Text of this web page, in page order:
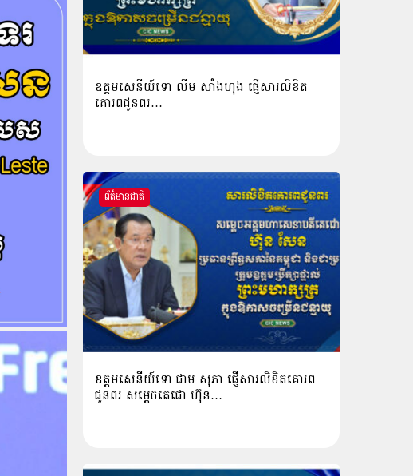
ឧត្តមសេនីយ៍ទោ លីម​ សាំង​ហុង​ ផ្ញើសារលិខិត
គោរពជូនពរ…
ព័ត៌មានជាតិ
ឧត្តមសេនីយ៍ទោ ជាម សុភា ផ្ញើសារលិខិតគោរព
ជូនពរ សម្ដេចតេជោ ហ៊ុន…